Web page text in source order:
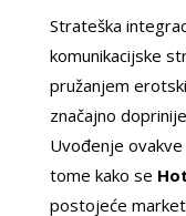
Strateška
komunikacijske
pružanjem
značajno
Uvođenje
tome kako se
postojeće